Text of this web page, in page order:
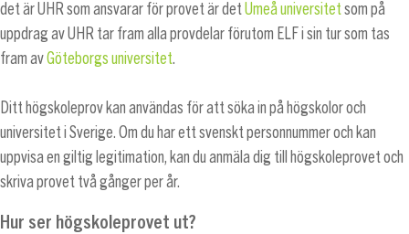
det är UHR som ansvarar för provet är det Umeå universitetsom på
uppdrag av UHR tar fram alla provdelar förutom ELF i sin tur som tas
fram avGöteborgs universitet.
Ditt högskoleprov kan användas för att söka in på högskolor och
universitet i Sverige. Om du har ett svenskt personnummer och kan
uppvisa en giltig legitimation, kan du anmäla dig till högskoleprovet och
skriva provet två gånger per år.
Hur ser högskoleprovet ut?